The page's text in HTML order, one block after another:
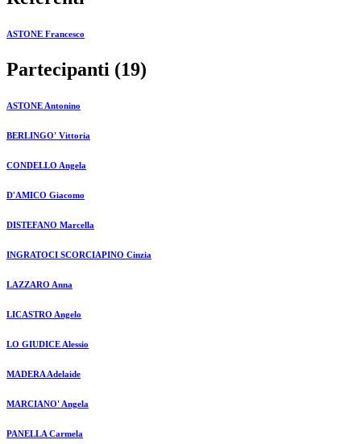
ASTONE Francesco
Partecipanti (19)
ASTONE Antonino
BERLINGO' Vittoria
CONDELLO Angela
D'AMICO Giacomo
DISTEFANO Marcella
INGRATOCI SCORCIAPINO Cinzia
LAZZARO Anna
LICASTRO Angelo
LO GIUDICE Alessio
MADERA Adelaide
MARCIANO' Angela
PANELLA Carmela